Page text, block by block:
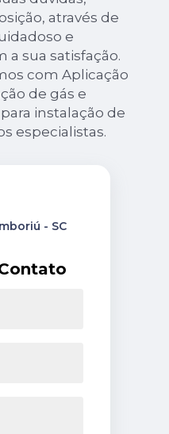
através de
e
sua satisfação.
com Aplicação
de gás e
instalação de
especialistas.
- SC